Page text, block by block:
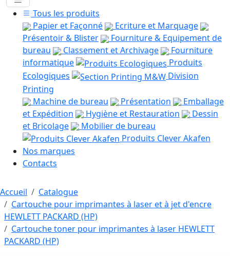
Tous les produits
Papier et Façonné
Ecriture et Marquage
Présentoir & Blister
Fourniture & Equipement de
bureau
Classement et Archivage
Fourniture
informatique
Produits
Ecologiques
Division
Printing
Machine de bureau
Présentation
Emballage
et Expédition
Hygiène et Restauration
Dessin
et Bricolage
Mobilier de bureau
Produits Clever Akafen
Nos marques
Contacts
Accueil
Catalogue
Cartouche pour imprimantes à laser et à jet d'encre
HEWLETT PACKARD (HP)
Cartouche toner pour imprimantes à laser HEWLETT
PACKARD (HP)